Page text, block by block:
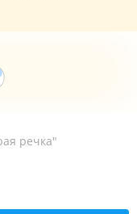
7
речка"